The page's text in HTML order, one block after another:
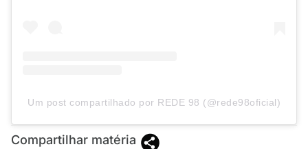
Um post compartilhado por REDE 98 (@rede98oficial)
Compartilhar matéria